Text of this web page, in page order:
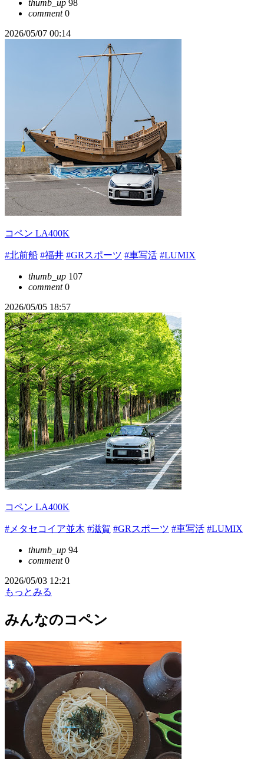
thumb_up 98
comment0
2026/05/07 00:14
コペン LA400K
#北前船 #福井 #GRスポーツ #車写活 #LUMIX
thumb_up 107
comment0
2026/05/05 18:57
コペン LA400K
#メタセコイア並木 #滋賀 #GRスポーツ #車写活 #LUMIX
thumb_up 94
comment0
2026/05/03 12:21
もっとみる
みんなのコペン